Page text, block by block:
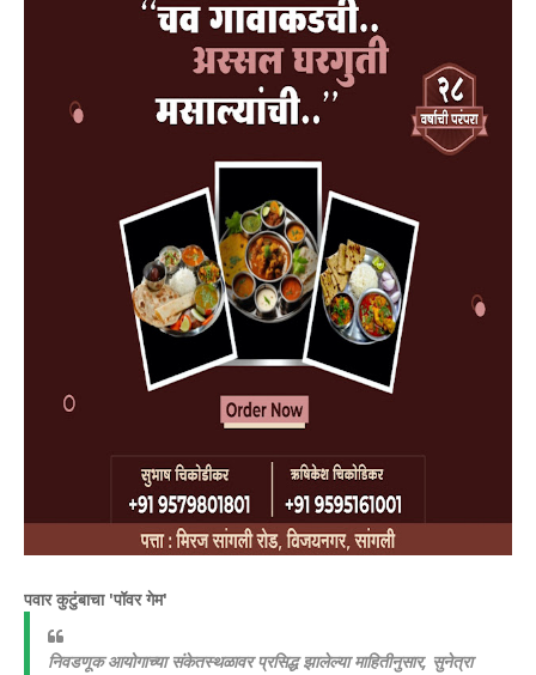
पवार कुटुंबाचा 'पॉवर गेम'
निवडणूक आयोगाच्या संकेतस्थळावर प्रसिद्ध झालेल्या माहितीनुसार, सुनेत्रा